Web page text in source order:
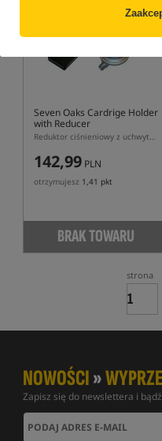
Seven Oaks Cardrige Holder
with Reducer
Reduktor ciśnieniowy z uchwytem na kartusz do piecyka Seven Oaks
142,99 PLN
otrzymujesz 1,41 pkt
BRAK TOWARU
strona
NOWOŚCI»
Zapisz się do newslettera i